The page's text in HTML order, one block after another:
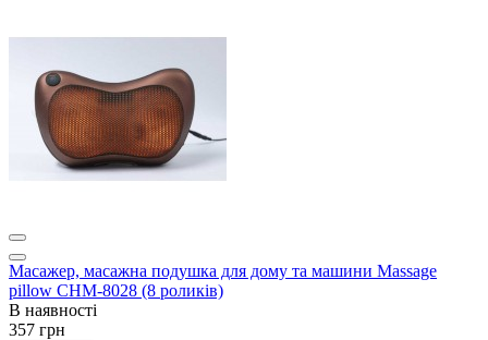
Масажер, масажна подушка для дому та машини Massage
pillow CHM-8028 (8 роликів)
В наявності
357 грн